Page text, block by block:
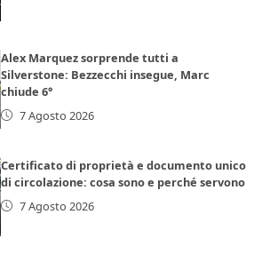
Alex Marquez sorprende tutti a
Silverstone: Bezzecchi insegue, Marc
chiude 6°
7 Agosto 2026
Certificato di proprietà e documento unico
di circolazione: cosa sono e perché servono
7 Agosto 2026